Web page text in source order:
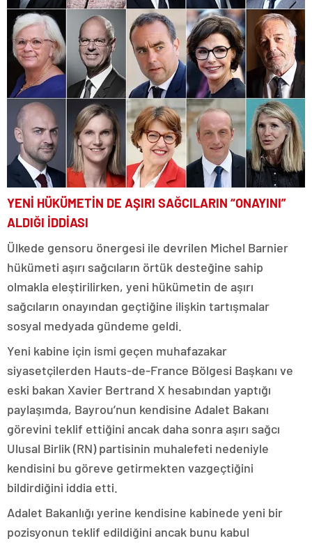
YENİ HÜKÜMETİN DE AŞIRI SAĞCILARIN “ONAYINI”
ALDIĞI İDDİASI
Ülkede gensoru önergesi ile devrilen Michel Barnier
hükümeti aşırı sağcıların örtük desteğine sahip
olmakla eleştirilirken, yeni hükümetin de aşırı
sağcıların onayından geçtiğine ilişkin tartışmalar
sosyal medyada gündeme geldi.
Yeni kabine için ismi geçen muhafazakar
siyasetçilerden Hauts-de-France Bölgesi Başkanı ve
eski bakan Xavier Bertrand X hesabından yaptığı
paylaşımda, Bayrou’nun kendisine Adalet Bakanı
görevini teklif ettiğini ancak daha sonra aşırı sağcı
Ulusal Birlik (RN) partisinin muhalefeti nedeniyle
kendisini bu göreve getirmekten vazgeçtiğini
bildirdiğini iddia etti.
Adalet Bakanlığı yerine kendisine kabinede yeni bir
pozisyonun teklif edildiğini ancak bunu kabul